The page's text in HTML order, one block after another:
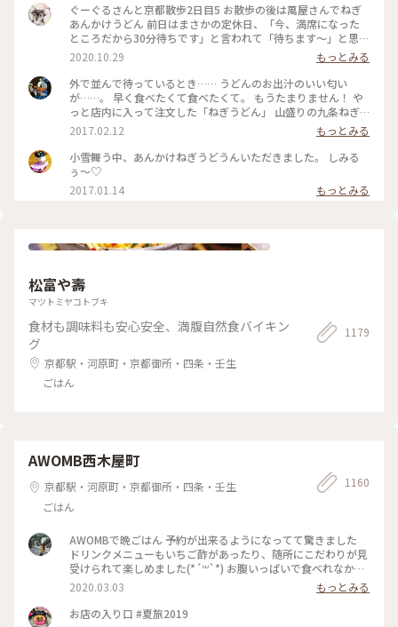
ぐーぐるさんと京都散歩2日目5 お散歩の後は萬屋さんでねぎ
あんかけうどん 前日はまさかの定休日、「今、満席になった
ところだから30分待ちです」と言われて「待ちます〜」と思わ
ず♡︎😆 検温もして無事にいただきました❣️ #小さな秋 #京都 #
食欲の秋
2020.10.29
もっとみる
外で並んで待っているとき…… うどんのお出汁のいい匂い
が……。 早く食べたくて食べたくて。 もうたまりません！ や
っと店内に入って注文した「ねぎうどん」 山盛りの九条ねぎ
と、おろし生姜がのってやってきました！ あ～～もう幸せ
～！ 出汁の匂いを嗅ぎながら、ねぎと生姜、ねぎとうどん、
出汁の順で、あっという間に平らげてしまいました。 食べ終
わったときに友人と目を合わせて笑顔でほっこり！ 身も心も
2017.02.12
もっとみる
小雪舞う中、あんかけねぎうどうんいただきました。 しみる
ぅ〜♡
2017.01.14
もっとみる
松富や壽
マツトミヤコトブキ
食材も調味料も安心安全、満腹自然食バイキン
グ
京都駅・河原町・京都御所・四条・壬生
ごはん
1179
AWOMB西木屋町
京都駅・河原町・京都御所・四条・壬生
ごはん
1160
AWOMBで晩ごはん 予約が出来るようになってて驚きました
ドリンクメニューもいちご酢があったり、随所にこだわりが見
受けられて楽しめました(*´꒳`*) お腹いっぱいで食べれなかっ
たデザートは次のお楽しみですー♡ #春の訪れ #女子旅 #いち
ご #手織り寿司
2020.03.03
もっとみる
お店の入り口 #夏旅2019